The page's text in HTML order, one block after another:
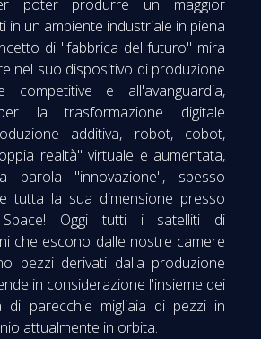
poter produrre un maggior
in un ambiente industriale in piena
di "fabbrica del futuro" mira
nel suo dispositivo di produzione
competitive e all'avanguardia,
la trasformazione digitale
additiva, robot, cobot,
realtà" virtuale e aumentata,
parola "innovazione", spesso
tutta la sua dimensione presso
Space! Oggi tutti i satelliti di
che escono dalle nostre camere
pezzi derivati dalla produzione
in considerazione l'insieme dei
di parecchie migliaia di pezzi in
attualmente in orbita.